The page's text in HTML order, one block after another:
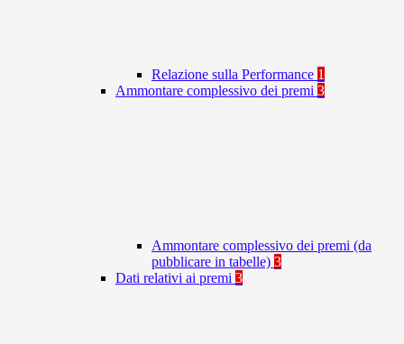
Relazione sulla Performance 1
Ammontare complessivo dei premi 3
Ammontare complessivo dei premi (da
pubblicare in tabelle) 3
Dati relativi ai premi 3